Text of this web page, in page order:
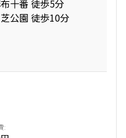
48.92㎡
円
十番 徒歩5分
公園 徒歩10分